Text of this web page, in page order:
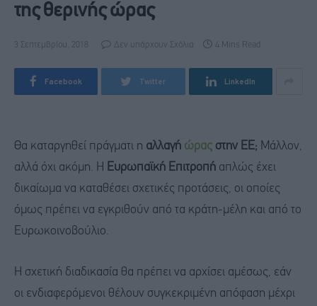
της θερινής ώρας
3 Σεπτεμβρίου, 2018 Δεν υπάρχουν Σχόλια 4 Mins Read
Facebook Twitter LinkedIn
Θα καταργηθεί πράγματι η αλλαγή ώρας στην ΕΕ; Μάλλον,
αλλά όχι ακόμη. Η Ευρωπαϊκή Επιτροπή απλώς έχει
δικαίωμα να καταθέσει σχετικές προτάσεις, οι οποίες
όμως πρέπει να εγκριθούν από τα κράτη-μέλη και από το
Ευρωκοινοβούλιο.
Η σχετική διαδικασία θα πρέπει να αρχίσει αμέσως, εάν
οι ενδιαφερόμενοι θέλουν συγκεκριμένη απόφαση μέχρι